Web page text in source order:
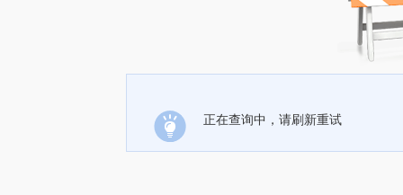
正在查询中，请刷新重试